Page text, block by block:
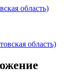
область)
область)